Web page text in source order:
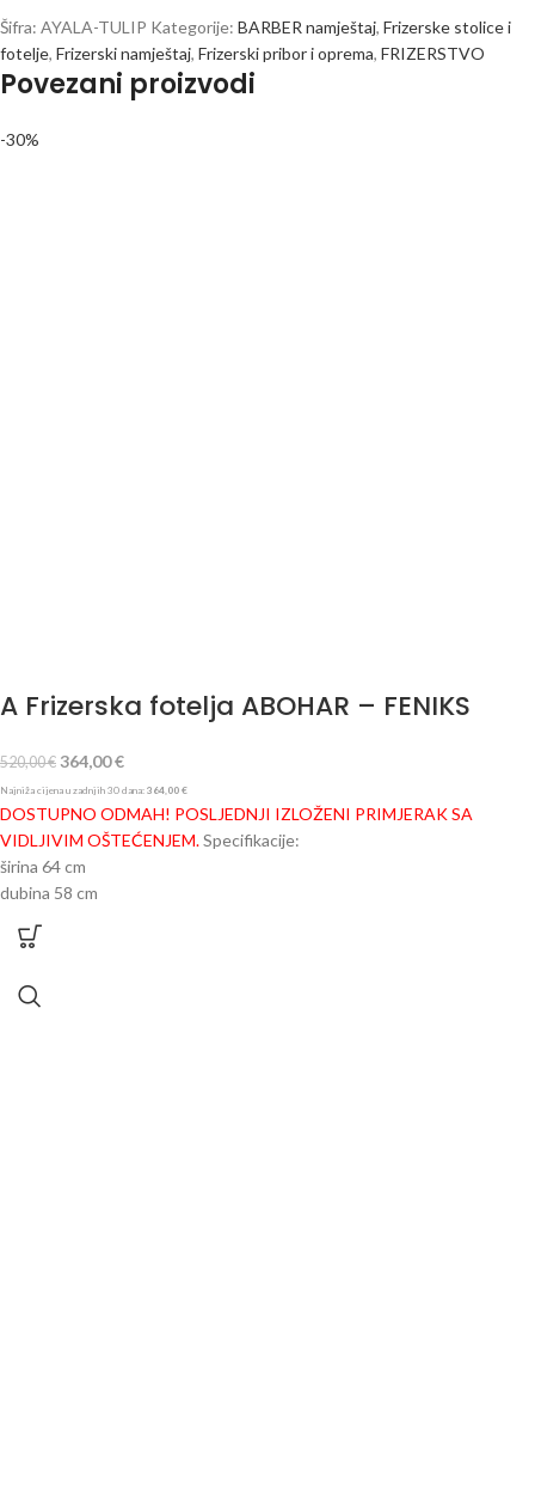
Šifra: AYALA-TULIP Kategorije: BARBER namještaj, Frizerske stolice i
fotelje, Frizerski namještaj, Frizerski pribor i oprema, FRIZERSTVO
Povezani proizvodi
-30%
A Frizerska fotelja ABOHAR – FENIKS
520,00€ 364,00€
Najniža cijena u zadnjih 30 dana: 364,00 €
DOSTUPNO ODMAH! POSLJEDNJI IZLOŽENI PRIMJERAK SA
VIDLJIVIM OŠTEĆENJEM.Specifikacije:
širina 64cm
dubina 58 cm